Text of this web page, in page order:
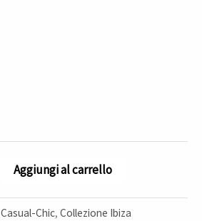
Aggiungi al carrello
Casual-Chic, Collezione Ibiza